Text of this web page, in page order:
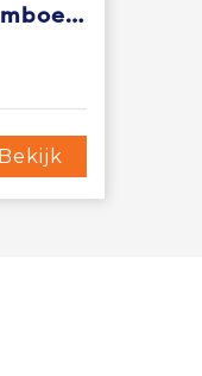
Oplaadkabel bamboe met R-PET
Bekijk